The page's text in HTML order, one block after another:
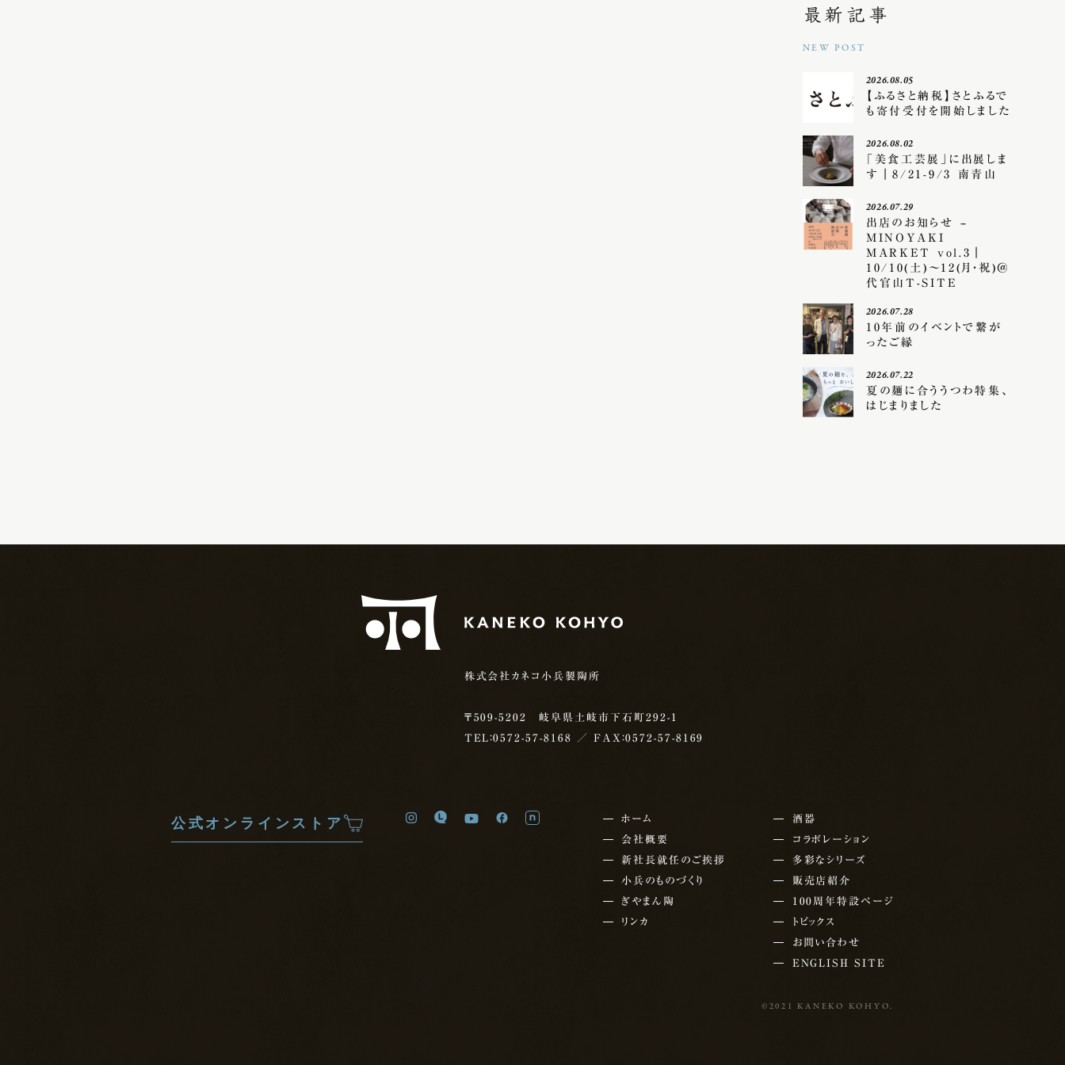
最新記事
NEW POST
2026.08.05
【ふるさと納税】さとふるで
も寄付受付を開始しました
2026.08.02
「美食工芸展」に出展しま
す｜8/21-9/3 南青山
2026.07.29
出店のお知らせ –
MINOYAKI
MARKET vol.3｜
10/10(土)〜12(月・祝)＠
代官山T-SITE
2026.07.28
10年前のイベントで繋が
ったご縁
2026.07.22
夏の麺に合ううつわ特集、
はじまりました
株式会社カネコ小兵製陶所
〒509-5202 岐阜県土岐市下石町292-1
TEL：0572-57-8168
／ FAX：0572-57-8169
公式オンラインストア
ホーム
会社概要
新社長就任の ご挨拶
小兵のものづくり
ぎやまん陶
リンカ
酒器
コラボレーション
多彩なシリーズ
販売店紹介
100周年特設ページ
トピックス
お問い合わせ
ENGLISH SITE
©2021 KANEKO KOHYO.